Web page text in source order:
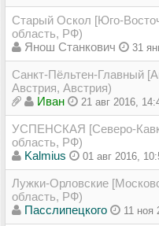
Старый Оскол [Юго-
область, РФ)
Янош Станкович
31
Санкт-Пёльтен-Главный
Австрия, Австрия)
Иван
21 авг 2016,
УСПЕНСКАЯ [Северо-
область, РФ)
Kalmius
01 авг 2016,
Лужки-Орловские
область, РФ)
Пасслипецкого
11 ноя